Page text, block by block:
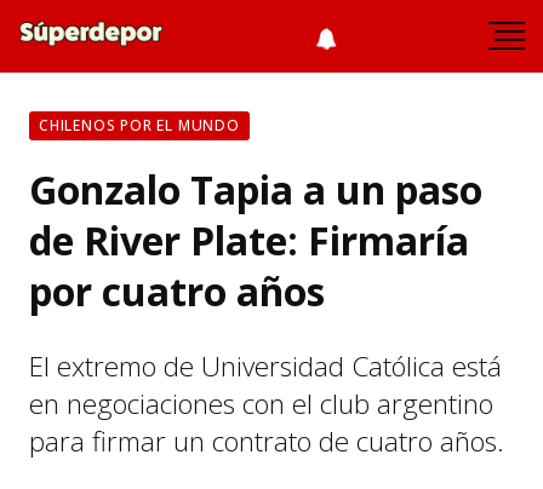
CHILENOS POR EL MUNDO
Gonzalo Tapia a un paso
de River Plate: Firmaría
por cuatro años
El extremo de Universidad Católica está
en negociaciones con el club argentino
para firmar un contrato de cuatro años.